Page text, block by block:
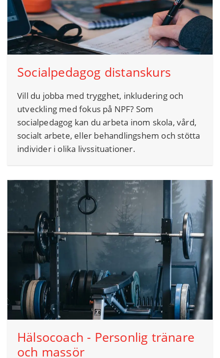
Socialpedagog distanskurs
Vill du jobba med trygghet, inkludering och
utveckling med fokus på NPF? Som
socialpedagog kan du arbeta inom skola, vård,
socialt arbete, eller behandlingshem och stötta
individer i olika livssituationer.
Hälsocoach - Personlig tränare
och massör